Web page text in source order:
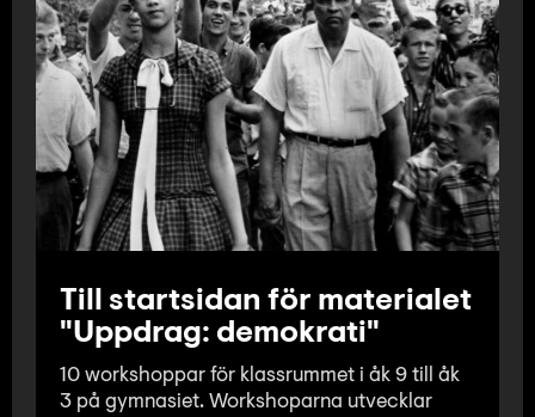
Till startsidan för materialet
"Uppdrag: demokrati"
10 workshoppar för klassrummet i åk 9 till åk
3 på gymnasiet. Workshoparna utvecklar